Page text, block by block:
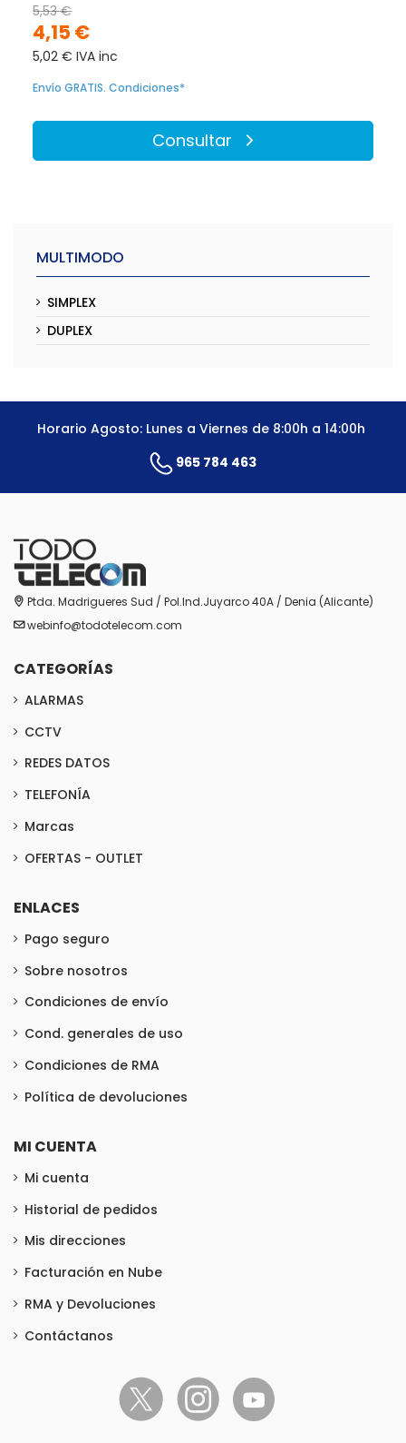
4,15 €
5,53 €
5,02 € IVA inc
Envío GRATIS. Condiciones*
Consultar
MULTIMODO
SIMPLEX
DUPLEX
Horario Agosto: Lunes a Viernes de 8:00h a 14:00h
965 784 463
Ptda. Madrigueres Sud / Pol.Ind.Juyarco 40A / Denia (Alicante)
webinfo@todotelecom.com
CATEGORÍAS
ALARMAS
CCTV
REDES DATOS
TELEFONÍA
Marcas
OFERTAS - OUTLET
ENLACES
Pago seguro
Sobre nosotros
Condiciones de envío
Cond. generales de uso
Condiciones de RMA
Política de devoluciones
MI CUENTA
Mi cuenta
Historial de pedidos
Mis direcciones
Facturación en Nube
RMA y Devoluciones
Contáctanos